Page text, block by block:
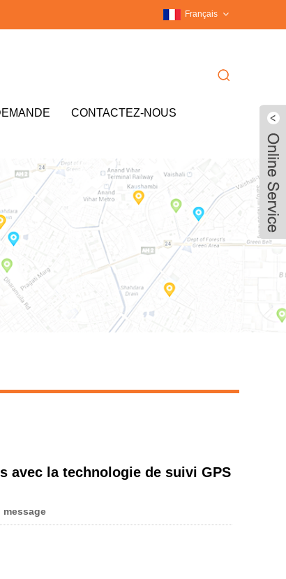
Français
CONTACTEZ-NOUS
avec la technologie de suivi GPS
message